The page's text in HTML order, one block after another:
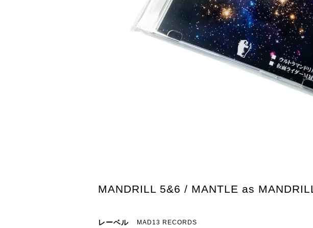
MANDRILL 5&6 / MANTLE as
レーベル MAD13 RECORDS